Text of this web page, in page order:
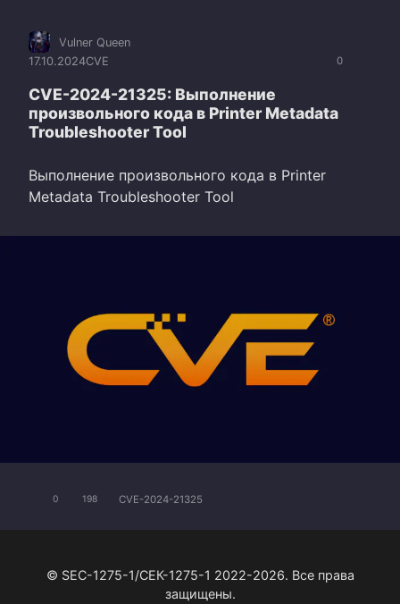
0
Vulner Queen
17.10.2024CVE
CVE-2024-21325: Выполнение
произвольного кода в Printer Metadata
Troubleshooter Tool
Выполнение произвольного кода в Printer
Metadata Troubleshooter Tool
0 198 CVE-2024-21325
© SEC-1275-1/СЕК-1275-1 2022-2026. Все права
защищены.